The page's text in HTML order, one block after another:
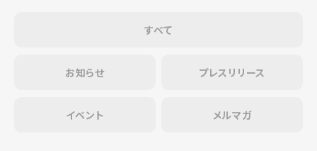
すべて
お知らせ プレスリリース
イベント メルマガ